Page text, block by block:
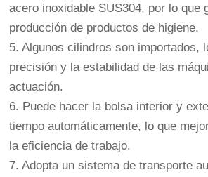
acero inoxidable SUS304, por lo que
producción de productos de higiene.
5. Algunos cilindros son importados,
precisión y la estabilidad de las
actuación.
6. Puede hacer la bolsa interior y
tiempo automáticamente, lo que
la eficiencia de trabajo.
7. Adopta un sistema de transporte